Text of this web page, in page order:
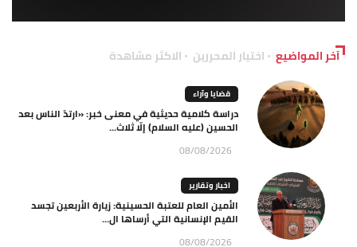
آخر المواضيع اختيار المحررين الاكثر مشاهدة
قضايا وآراء
دراسة كلامية حديثية في معنى خبر: «ارتدّ الناس بعد
الحسين (عليه السلام) إلّا ثلاث...
08/08/2026
اخبار وتقارير
الأمين العام للعتبة الحسينية: زيارة الأربعين تجسد
القيم الإنسانية التي أرساها ال...
08/08/2026